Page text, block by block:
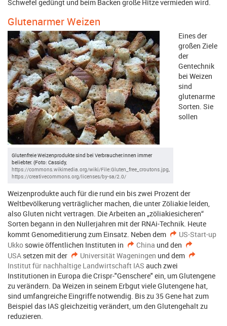
Schwefel gedüngt und beim Backen große Hitze vermieden wird.
Glutenarmer Weizen
Glutenfreie Weizenprodukte sind bei Verbraucher:innen immer
beliebter. (Foto: Cassidy,
https://commons.wikimedia.org/wiki/File:Gluten_free_croutons.jpg
https://creativecommons.org/licenses/by-sa/2.0/
Eines der
großen Ziele
der
Gentechnik
bei Weizen
sind
glutenarme
Sorten. Sie
sollen
Weizenprodukte auch für die rund ein bis zwei Prozent der
Weltbevölkerung verträglicher machen, die unter Zöliakie leiden,
also Gluten nicht vertragen. Die Arbeiten an „zöliakiesicheren“
Sorten begann in den Nullerjahren mit der RNAi-Technik. Heute
kommt Genomeditierung zum Einsatz. Neben dem
US-Start-up
Ukko sowie öffentlichen Instituten in China und den
USA setzen mit der Universität Wageningen und dem
Institut für nachhaltige Landwirtschaft IAS auch zwei
Institutionen in Europa die Crispr-"Genschere" ein, um Glutengene
zu verändern. Da Weizen in seinem Erbgut viele Glutengene hat,
sind umfangreiche Eingriffe notwendig. Bis zu 35 Gene hat zum
Beispiel das IAS gleichzeitig verändert, um den Glutengehalt zu
reduzieren.